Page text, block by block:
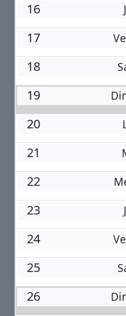
16
17
18
19
20
21
22
23
24
25
26